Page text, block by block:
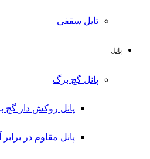
تایل سقفی
پانل
پانل گچ برگ
پانل روکش دار گچ
پانل مقاوم در برابر